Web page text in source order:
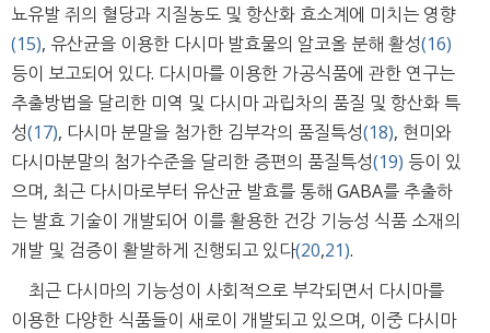
뇨유발 쥐의 혈당과 지질농도 및 항산화 효소계에 미치는 영향
(15), 유산균을 이용한 다시마 발효물의 알코올 분해 활성(16)
등이 보고되어 있다. 다시마를 이용한 가공식품에 관한 연구는
추출방법을 달리한 미역 및 다시마 과립차의 품질 및 항산화 특
성(17), 다시마 분말을 첨가한 김부각의 품질특성(18), 현미와
다시마분말의 첨가수준을 달리한 증편의 품질특성(19) 등이 있
으며, 최근 다시마로부터 유산균 발효를 통해 GABA를 추출하
는 발효 기술이 개발되어 이를 활용한 건강 기능성 식품 소재의
개발 및 검증이 활발하게 진행되고 있다(20,21).
최근 다시마의 기능성이 사회적으로 부각되면서 다시마를
이용한 다양한 식품들이 새로이 개발되고 있으며, 이중 다시마